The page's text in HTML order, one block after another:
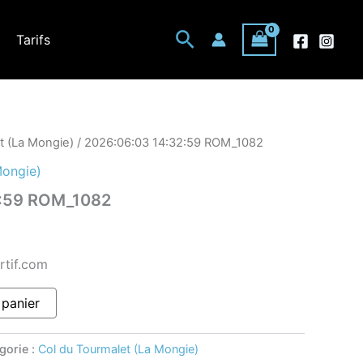
Tarifs Rechercher
(La Mongie) / 2026:06:03 14:32:59 ROM_1082
ROM_1082
: Col du Tourmalet (La Mongie)